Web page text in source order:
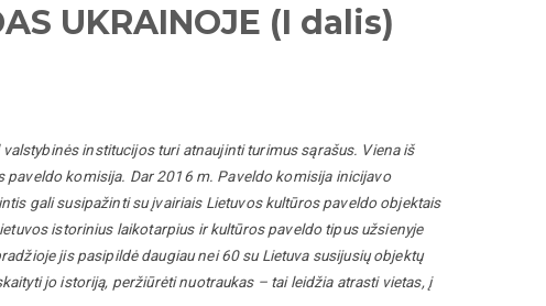
UKRAINOJE (I dalis)
institucijos turi atnaujinti turimus sąrašus. Viena iš
paveldo komisija. Dar 2016 m. Paveldo komisija inicijavo
gali susipažinti su įvairiais Lietuvos kultūros paveldo objektais
istorinius laikotarpius ir kultūros paveldo tipus užsienyje
jis pasipildė daugiau nei 60 su Lietuva susijusių objektų
jo istoriją, peržiūrėti nuotraukas – tai leidžia atrasti vietas, į